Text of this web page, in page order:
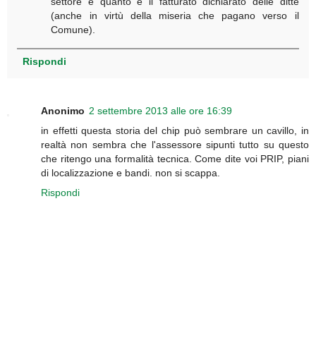
(anche in virtù della miseria che pagano verso il
Comune).
Rispondi
Anonimo 2 settembre 2013 alle ore 16:39
in effetti questa storia del chip può sembrare un cavillo, in
realtà non sembra che l'assessore sipunti tutto su questo
che ritengo una formalità tecnica. Come dite voi PRIP, piani
di localizzazione e bandi. non si scappa.
Rispondi